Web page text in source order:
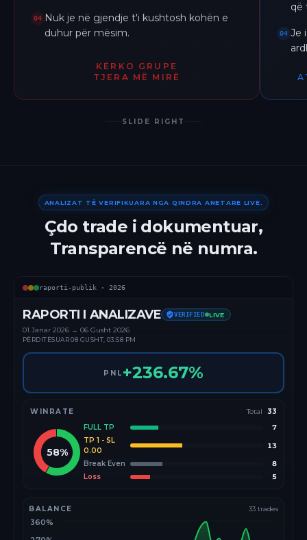
04 Nuk je në gjendje t'i kushtosh kohën e
duhur për mësim.
KËRKO GRUPE
TJERA MË MIRË
që
04 Je
SLIDE RIGHT
ANALIZAT TË VERIFIKUARA NGA QINDRA ANETARE LIVE.
Çdo trade i dokumentuar,
Transparencë në numra.
raporti-publik · 2026
RAPORTI I ANALIZAVE VERIFIED LIVE
01 Janar 2026 → 06 Gusht 2026
PËRDITËSUAR08 GUSHT, 03:58 PM
PNL +236.67%
WINRATE Total 33
58%
FULL TP
7
TP 1 - SL
0.00
13
Break Even
8
Loss
5
BALANCE 33 trades
360%